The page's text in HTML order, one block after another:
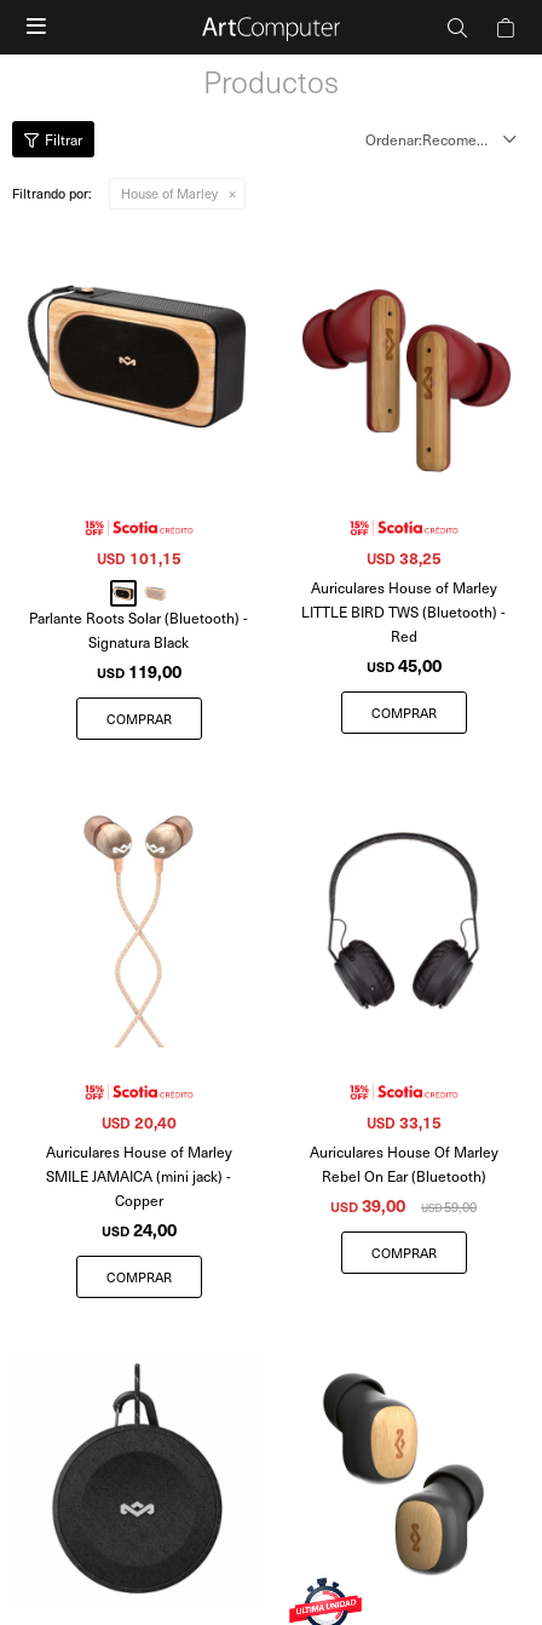

Productos
Recomendados
Filtrando por: House of Marley
Parlante Roots Solar (Bluetooth) -
Signatura Black
USD 119,00
USD 101,15
Auriculares House of Marley
LITTLE BIRD TWS (Bluetooth) -
Red
USD 45,00
USD 38,25
Auriculares House of Marley
SMILE JAMAICA (mini jack) -
Copper
USD 24,00
USD 20,40
Auriculares House Of Marley
Rebel On Ear (Bluetooth)
USD39,00 USD59,00
USD 33,15